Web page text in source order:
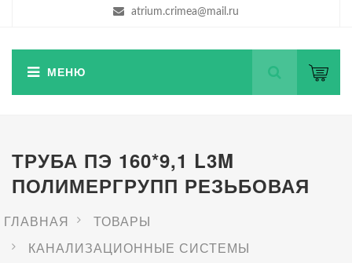
atrium.crimea@mail.ru
ТРУБА ПЭ 160*9,1 L3M
ПОЛИМЕРГРУПП РЕЗЬБОВАЯ
ГЛАВНАЯ
ТОВАРЫ
КАНАЛИЗАЦИОННЫЕ СИСТЕМЫ